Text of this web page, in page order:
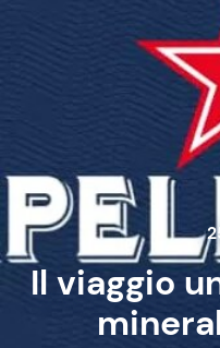
Il viaggio